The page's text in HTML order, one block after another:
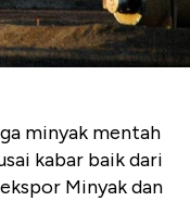
minyak mentah
kabar baik dari
Minyak dan